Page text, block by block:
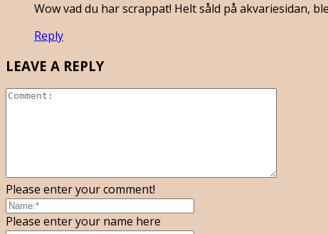
Wow vad du har scrappat! Helt såld på akvariesidan,
Reply
LEAVE A REPLY
Please enter your comment!
Please enter your name here